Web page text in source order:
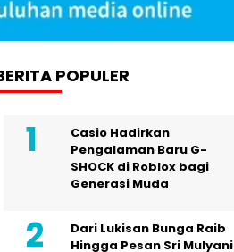
POPULER
Casio Hadirkan
Pengalaman Baru G-
SHOCK di Roblox bagi
Generasi Muda
Dari Lukisan Bunga Raib
Hingga Pesan Sri Mulyani